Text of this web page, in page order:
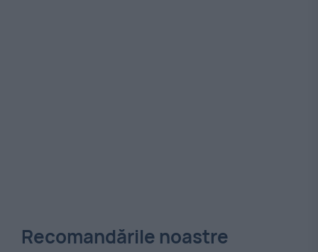
Recomandările noastre